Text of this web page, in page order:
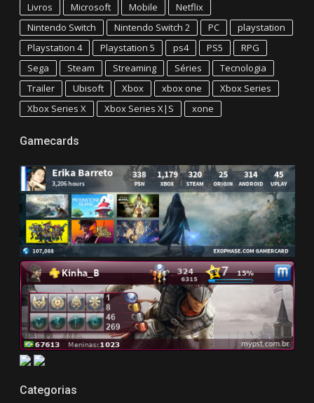
Livros
Microsoft Mobile
Netflix
Nintendo Switch
Nintendo Switch 2 PC
playstation
Playstation 4
Playstation 5 ps4 PS5
RPG
Sega
Steam Streaming Séries
Tecnologia
Trailer
Ubisoft Xbox xbox one
Xbox Series
Xbox Series X
Xbox Series X|S xone
Gamecards
Categorias